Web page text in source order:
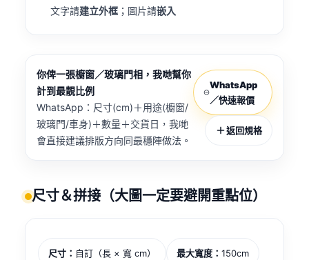
文字請建立外框 ；圖片請嵌入
你俾一張櫥窗／玻璃門相，我哋幫你
計到最靚比例
WhatsApp：尺寸(cm)＋用途(櫥窗/
玻璃門/車身)＋數量＋交貨日，我哋
會直接建議排版方向同最穩陣做法。
WhatsApp
／快速報價
返回規格
尺寸＆拼接（大圖一定要避開重點位）
尺寸： 自訂（長 × 寬 cm） 最大寬度： 150cm